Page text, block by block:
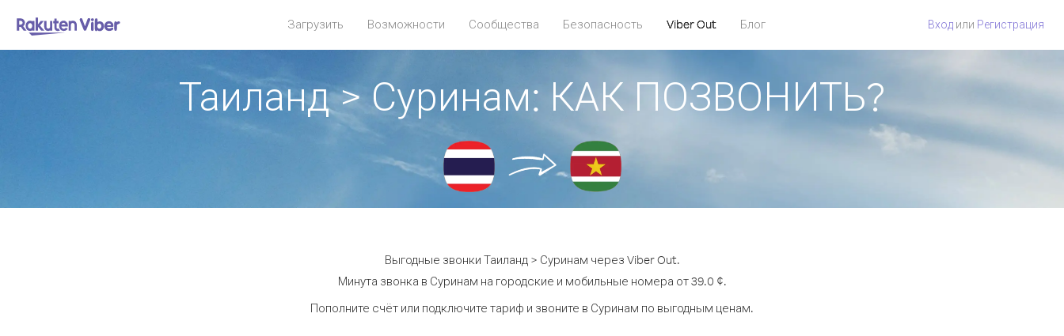
Загрузить Возможности Сообщества Безопасность Viber Out Блог Вход или Регистрация
Таиланд > Суринам: КАК ПОЗВОНИТЬ?
Выгодные звонки Таиланд > Суринам через Viber Out.
Минута звонка в Суринам на городские и мобильные номера от 39.0 ¢.
Пополните счёт или подключите тариф и звоните в Суринам по выгодным ценам.